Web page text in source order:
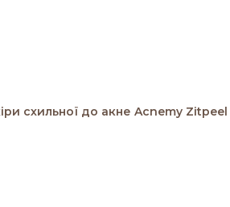
схильної до акне Acnemy Zitpeel